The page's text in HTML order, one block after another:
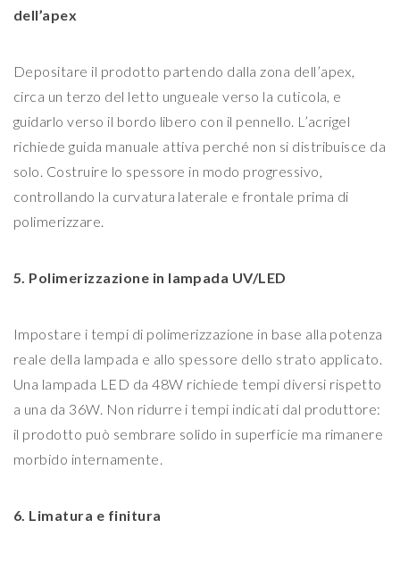
dell’apex
Depositare il prodotto partendo dalla zona dell’apex,
circa un terzo del letto ungueale verso la cuticola, e
guidarlo verso il bordo libero con il pennello. L’acrigel
richiede guida manuale attiva perché non si distribuisce da
solo. Costruire lo spessore in modo progressivo,
controllando la curvatura laterale e frontale prima di
polimerizzare.
5. Polimerizzazione in lampada UV/LED
Impostare i tempi di polimerizzazione in base alla potenza
reale della lampada e allo spessore dello strato applicato.
Una lampada LED da 48W richiede tempi diversi rispetto
a una da 36W. Non ridurre i tempi indicati dal produttore:
il prodotto può sembrare solido in superficie ma rimanere
morbido internamente.
6. Limatura e finitura